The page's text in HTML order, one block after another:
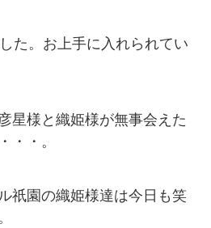
た。お上手に入れられてい
星様と織姫様が無事会えた
・・。
祇園の織姫様達は今日も笑